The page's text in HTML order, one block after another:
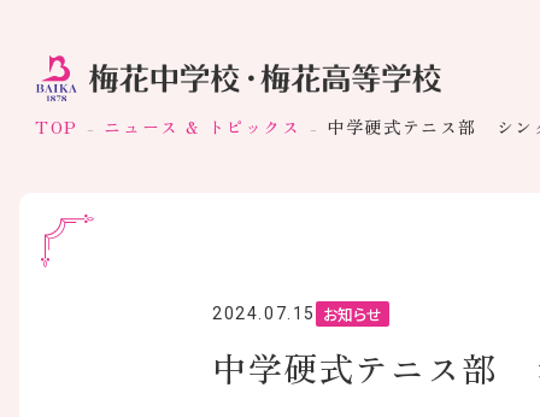
TOP ニュース & トピックス 中学硬式テニス部 シン
2024.07.15 お知らせ
中学硬式テニス部